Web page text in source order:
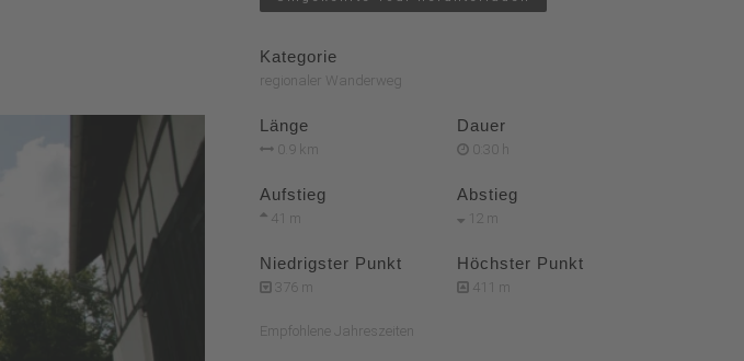
Kategorie
regionaler Wanderweg
Länge
0.9 km
Dauer
0:30 h
Aufstieg
41 m
Abstieg
12 m
Niedrigster Punkt
376 m
Höchster Punkt
411 m
Empfohlene Jahreszeiten